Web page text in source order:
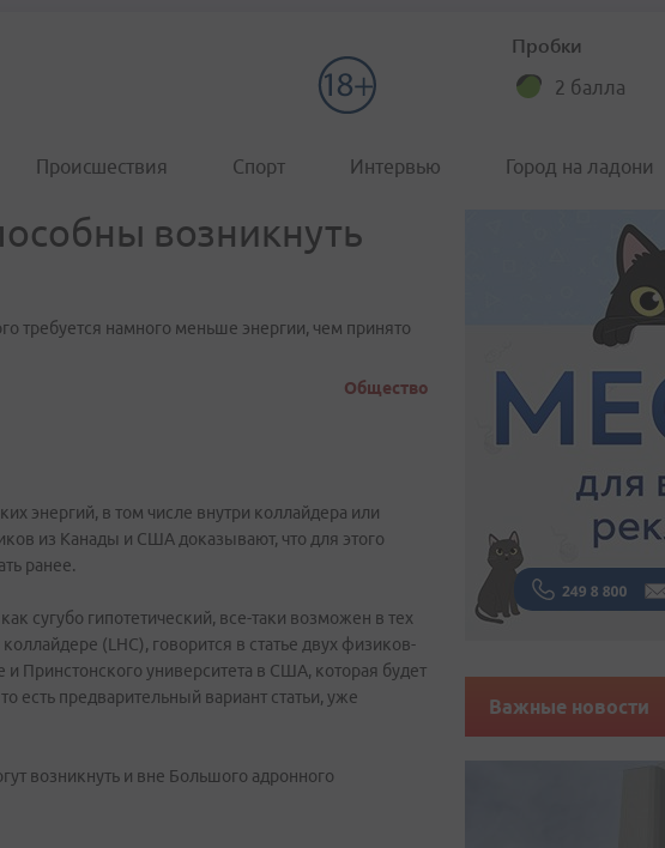
Пробки
2 балла
Происшествия Спорт Интервью Город на ладони
возникнуть
требуется намного меньше энергии, чем принято
Общество
энергий, в том числе внутри коллайдера или
из Канады и США доказывают, что для этого
ранее.
сугубо гипотетический, все-таки возможен в тех
(LHC), говорится в статье двух физиков-
Принстонского университета в США, которая будет
есть предварительный вариант статьи, уже
возникнуть и вне Большого адронного
Важные новости